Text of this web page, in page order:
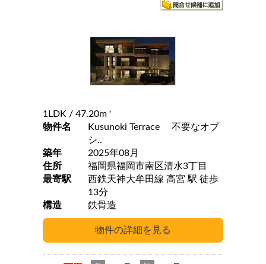
1LDK / 47.20m 2
物件名
Kusunoki Terrace 不要なオプ
シ..
築年
2025年08月
住所
福岡県福岡市南区清水3丁目
最寄駅
西鉄天神大牟田線 高宮 駅 徒歩
13分
構造
鉄骨造